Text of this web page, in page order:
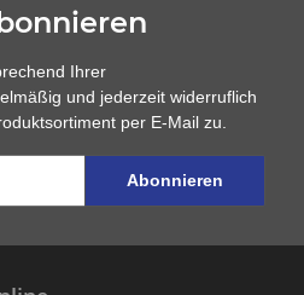
Ihrer
und jederzeit widerruflich
per E-Mail zu.
Abonnieren